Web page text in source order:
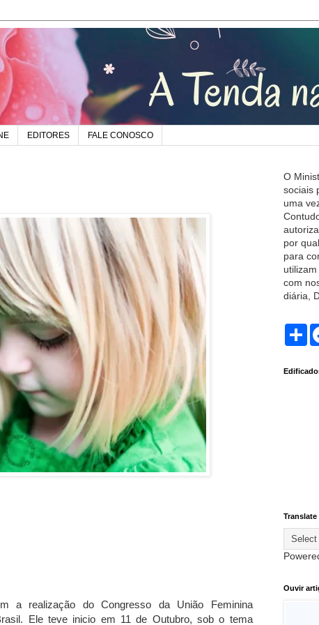
EDITORES FALE CONOSCO
a realização do Congresso da União Feminina
Ele teve inicio em 11 de Outubro, sob o tema
O
sociais
uma
por
para
com
diária,
S
e
Translate
Ouvir